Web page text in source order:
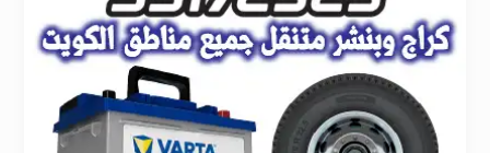
حولي
55172929